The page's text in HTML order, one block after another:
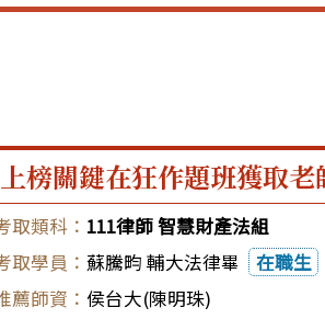
上榜關鍵在狂作題班獲取
111律師 智慧財產法組
蘇騰畇 輔大法律畢
在職生
侯台大(陳明珠)